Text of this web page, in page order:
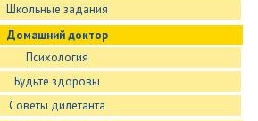
Школьные задания
Домашний доктор
Психология
Будьте здоровы
Советы дилетанта